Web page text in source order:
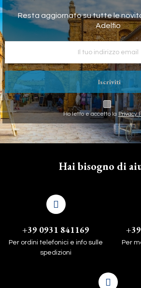
Resta aggiornato su tutte le
Adelfio
Iscriviti
Ho letto e accetto la Privacy
Hai bisogno di
+39 0931 841169
Per ordini telefonici e info sulle
spedizioni
Per